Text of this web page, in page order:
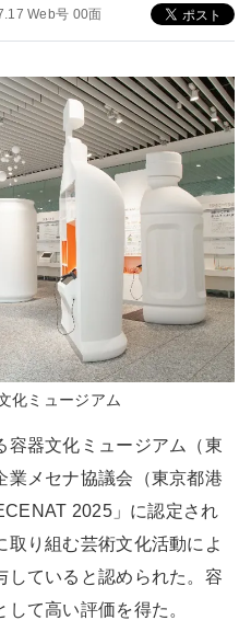
Web号 00面
化ミュージアム
容器文化ミュージアム（東
業メセナ協議会（東京都港
2025」に認定され
取り組む芸術文化活動によ
していると認められた。容
て高い評価を得た。